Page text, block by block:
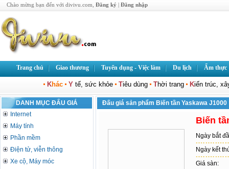
Chào mừng bạn đến với divivu.com, Đăng ký | Đăng nhập
Trang chủ Giao thương Tuyển dụng - Việc làm Du lịch Ẩm thực
Kiến trúc,
Thời trang
Tiêu dùng
Y tế, sức khỏe
Khác
DANH MỤC ĐẤU GIÁ
Internet
Máy tính
Phần mềm
Điện tử, viễn thông
Xe cộ, Máy móc
Đấu giá sản phẩm Biến tần Yaskawa J1000
Biến
Ngày bắt
Ngày kết
Giá sàn: